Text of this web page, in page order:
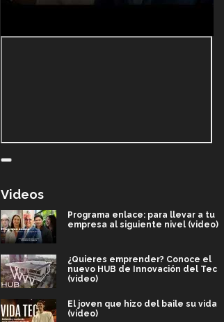
Videos
Programa enlace: para llevar a tu
empresa al siguiente nivel (video)
¿Quieres emprender? Conoce el
nuevo HUB de Innovación del Tec
(video)
El joven que hizo del baile su vida
(video)